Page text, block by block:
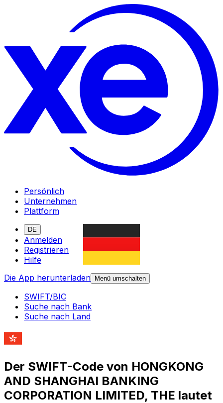
Persönlich
Unternehmen
Plattform
DE
Anmelden
Registrieren
Hilfe
Die App herunterladen
Menü umschalten
SWIFT/BIC
Suche nach Bank
Suche nach Land
Der SWIFT-Code von HONGKONG
AND SHANGHAI BANKING
CORPORATION LIMITED, THE lautet